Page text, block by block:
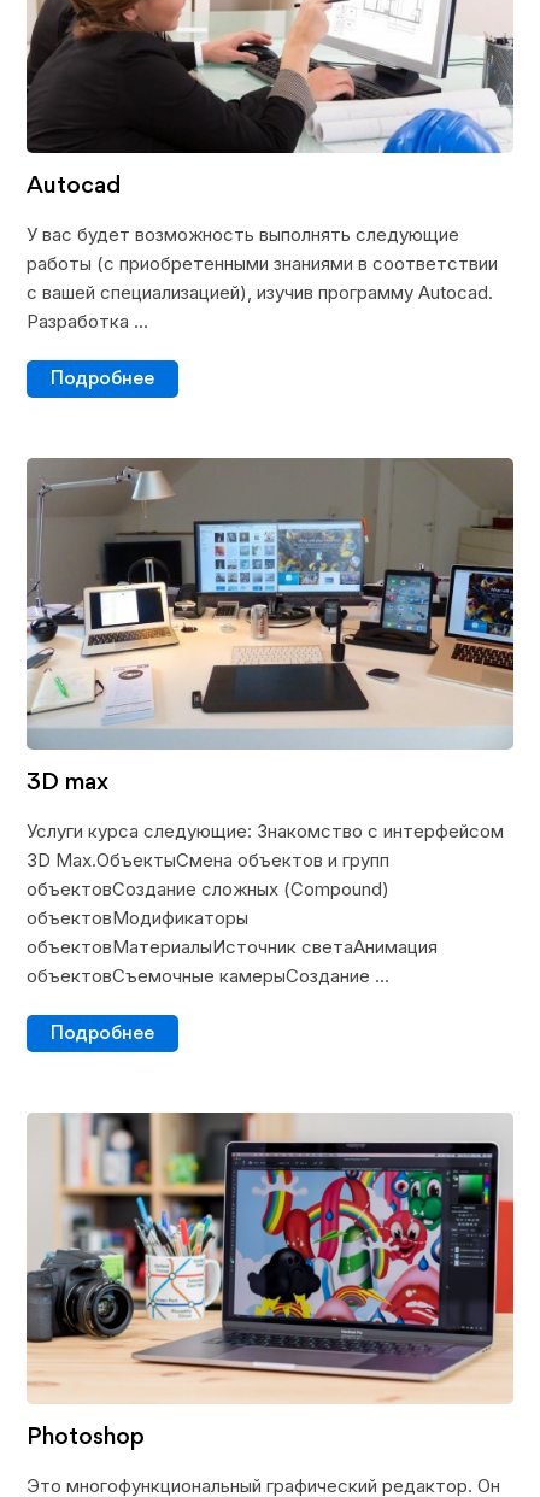
Autocad
У вас будет возможность выполнять следующие
работы (с приобретенными знаниями в соответствии
с вашей специализацией), изучив программу Autocad.
Разработка ...
Подробнее
3D max
Услуги курса следующие: Знакомство с интерфейсом
3D Max.ОбъектыСмена объектов и групп
объектовСоздание сложных (Compound)
объектовМодификаторы
объектовМатериалыИсточник светаАнимация
объектовСъемочные камерыСоздание ...
Подробнее
Photoshop
Это многофункциональный графический редактор. Он